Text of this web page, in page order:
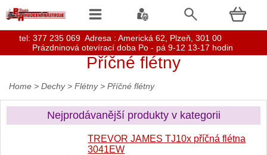
Příčné flétny
Home > Dechy> Flétny> Příčné flétny
Nejprodávanější produkty v kategorii
TREVOR JAMES TJ10x příčná flétna
3041EW
tel: 377 235 069 Adresa : Americká 62, Plzeň, 301 00
Prázdninová otevírací doba Po - pá 9-12 13-17 hodin